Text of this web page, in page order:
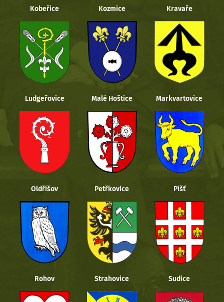
Kobeřice Kozmice Kravaře
Ludgeřovice Malé Hoštice Markvartovice
Oldřišov Petřkovice Píšť
Rohov Strahovice Sudice